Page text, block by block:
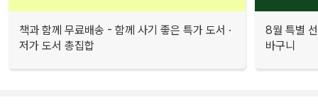
책과 함께 무료배송 - 함께 사기 좋은 특가 도서 ·
저가 도서 총집합
8월 특별
바구니